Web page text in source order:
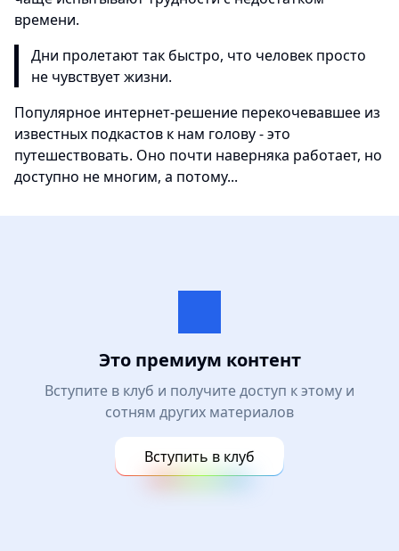
времени.
Дни пролетают так быстро, что человек просто
не чувствует жизни.
Популярное интернет-решение перекочевавшее из
известных подкастов к нам голову - это
путешествовать. Оно почти наверняка работает, но
доступно не многим, а потому...
Это премиум контент
Вступите в клуб и получите доступ к этому и
сотням других материалов
Вступить в клуб